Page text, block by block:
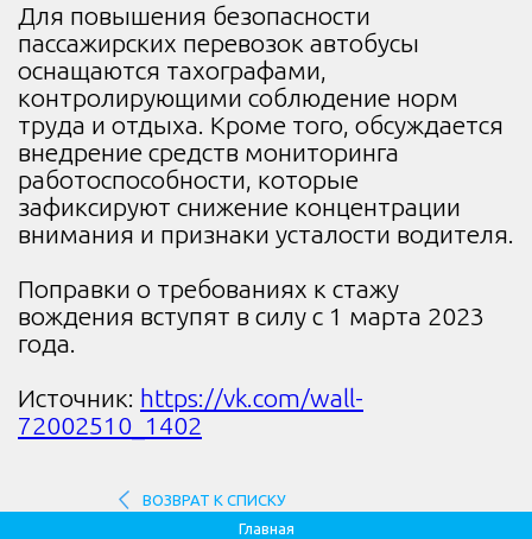
Для повышения безопасности
пассажирских перевозок автобусы
оснащаются тахографами,
контролирующими соблюдение норм
труда и отдыха. Кроме того, обсуждается
внедрение средств мониторинга
работоспособности, которые
зафиксируют снижение концентрации
внимания и признаки усталости водителя.
Поправки о требованиях к стажу
вождения вступят в силу с 1 марта 2023
года.
Источник: https://vk.com/wall-
72002510_1402
ВОЗВРАТ К СПИСКУ
Главная